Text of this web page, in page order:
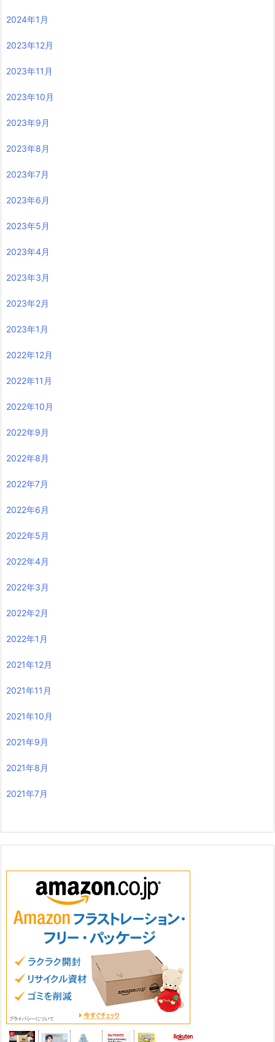
2024年1月
2023年12月
2023年11月
2023年10月
2023年9月
2023年8月
2023年7月
2023年6月
2023年5月
2023年4月
2023年3月
2023年2月
2023年1月
2022年12月
2022年11月
2022年10月
2022年9月
2022年8月
2022年7月
2022年6月
2022年5月
2022年4月
2022年3月
2022年2月
2022年1月
2021年12月
2021年11月
2021年10月
2021年9月
2021年8月
2021年7月